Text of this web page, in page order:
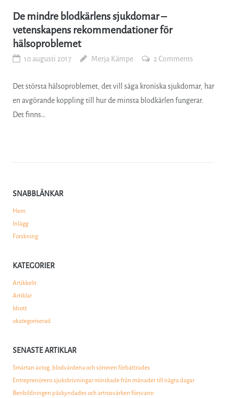
De mindre blodkärlens sjukdomar –
vetenskapens rekommendationer för
hälsoproblemet
10 augusti 2017 Merja Kämpe 2 Comments
Det största hälsoproblemet, det vill säga kroniska sjukdomar, har
en avgörande koppling till hur de minsta blodkärlen fungerar.
Det finns…
SNABBLÄNKAR
Hem
Inlägg
Forskning
KATEGORIER
Artikkelit
Artiklar
Idrott
okategoriserad
SENASTE ARTIKLAR
Smärtan avtog, blodvärdena och sömnen förbättrades
Entreprenörens sjukskrivningar minskade från månader till några dagar
Benbildningen påskyndades och artrosvärken försvann